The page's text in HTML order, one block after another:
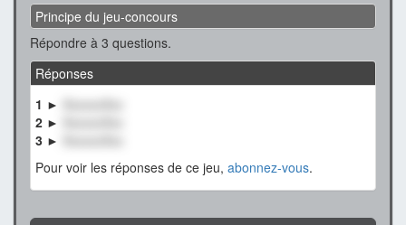
Principe du jeu-concours
Répondre à 3 questions.
Réponses
1 ►
XxxxxxXxx
2 ►
3 ►
Pour voir les réponses de ce jeu, abonnez-vous.